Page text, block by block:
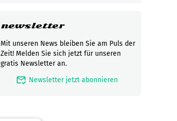
newsletter
Mit unseren News bleiben Sie am Puls der
Zeit! Melden Sie sich jetzt für unseren
gratis Newsletter an.
mark_email_read Newsletter jetzt abonnieren